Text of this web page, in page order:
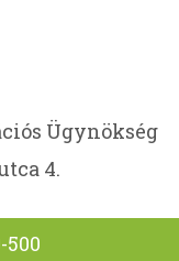
Ügynökség
4.
500